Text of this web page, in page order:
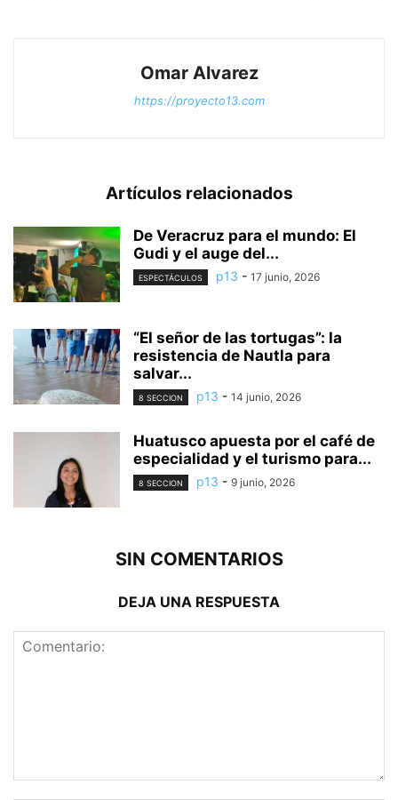
Omar Alvarez
https://proyecto13.com
Artículos relacionados
De Veracruz para el mundo: El
Gudi y el auge del...
ESPECTÁCULOS p13 - 17 junio, 2026
“El señor de las tortugas”: la
resistencia de Nautla para
salvar...
8 SECCION p13 - 14 junio, 2026
Huatusco apuesta por el café de
especialidad y el turismo para...
8 SECCION p13 - 9 junio, 2026
SIN COMENTARIOS
DEJA UNA RESPUESTA